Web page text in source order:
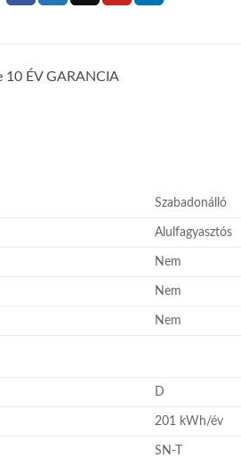
10 ÉV GARANCIA
Szabadonálló
Alulfagyasztós
Nem
Nem
Nem
D
201 kWh/év
SN-T